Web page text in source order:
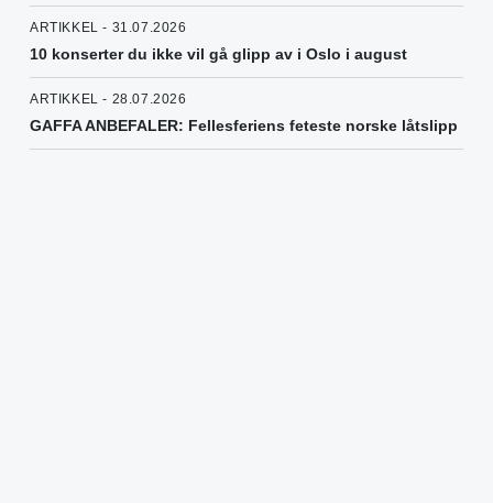
ARTIKKEL - 31.07.2026
10 konserter du ikke vil gå glipp av i Oslo i august
ARTIKKEL - 28.07.2026
GAFFA ANBEFALER: Fellesferiens feteste norske låtslipp